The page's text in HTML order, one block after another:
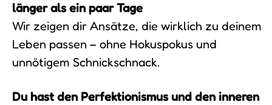
länger als ein paar Tage
Wir zeigen dir Ansätze, die wirklich zu deinem
Leben passen – ohne Hokuspokus und
unnötigem Schnickschnack.
Du hast den Perfektionismus und den inneren